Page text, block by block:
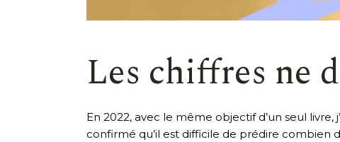
Les chiffres ne
En 2022, avec le même objectif d’un seul livre,
confirmé qu’il est difficile de prédire combien